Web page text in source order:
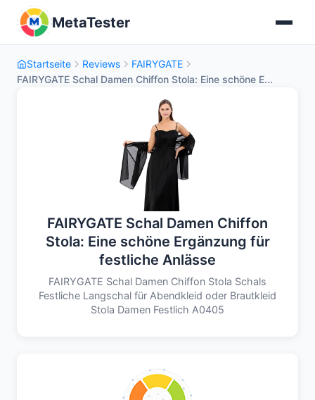
MetaTester
Startseite Reviews
FAIRYGATE
FAIRYGATE Schal Damen Chiffon Stola: Eine schöne E...
FAIRYGATE Schal Damen Chiffon
Stola: Eine schöne Ergänzung für
festliche Anlässe
FAIRYGATE Schal Damen Chiffon Stola Schals
Festliche Langschal für Abendkleid oder Brautkleid
Stola Damen Festlich A0405